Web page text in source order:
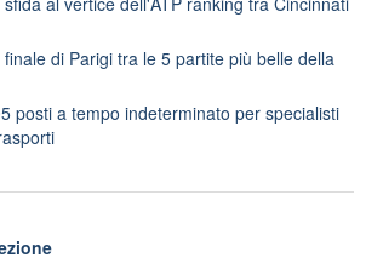
di Parigi tra le 5 partite più belle della
posti a tempo indeterminato per specialisti